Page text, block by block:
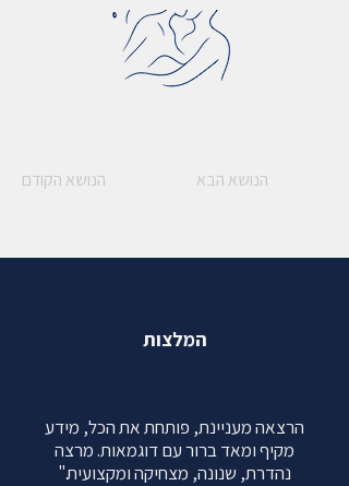
הנושא הקודם הנושא הבא
המלצות
הרצאה מעניינת, פותחת את הכל, מידע
מקיף ומאד ברור עם דוגמאות. מרצה
נהדרת, שנונה, מצחיקה ומקצועית."